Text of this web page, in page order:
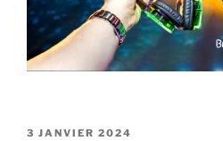
PUBLIÉ
3 JANVIER 2024